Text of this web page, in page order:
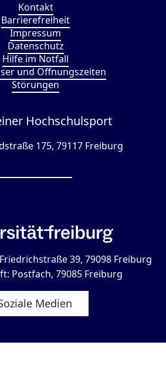
Kontakt
Barrierefreiheit
Impressum
Datenschutz
Hilfe im Notfall
und Öffnungszeiten
Störungen
Hochschulsport
175, 79117 Freiburg
39, 79098 Freiburg
Postfach, 79085 Freiburg
Medien